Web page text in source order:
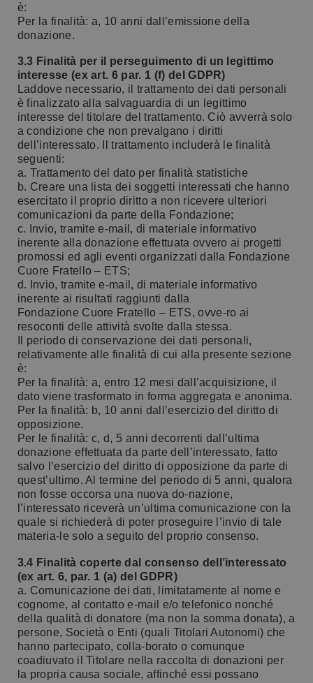
è:
Per la finalità: a, 10 anni dall’emissione della
donazione.
3.3 Finalità per il perseguimento di un legittimo
interesse (ex art. 6 par. 1 (f) del GDPR)
Laddove necessario, il trattamento dei dati personali
è finalizzato alla salvaguardia di un legittimo
interesse del titolare del trattamento. Ciò avverrà solo
a condizione che non prevalgano i diritti
dell’interessato. Il trattamento includerà le finalità
seguenti:
a. Trattamento del dato per finalità statistiche
b. Creare una lista dei soggetti interessati che hanno
esercitato il proprio diritto a non ricevere ulteriori
comunicazioni da parte della Fondazione;
c. Invio, tramite e-mail, di materiale informativo
inerente alla donazione effettuata ovvero ai progetti
promossi ed agli eventi organizzati dalla Fondazione
Cuore Fratello – ETS;
d. Invio, tramite e-mail, di materiale informativo
inerente ai risultati raggiunti dalla
Fondazione Cuore Fratello – ETS, ovve-ro ai
resoconti delle attività svolte dalla stessa.
Il periodo di conservazione dei dati personali,
relativamente alle finalità di cui alla presente sezione
è:
Per la finalità: a, entro 12 mesi dall’acquisizione, il
dato viene trasformato in forma aggregata e anonima.
Per la finalità: b, 10 anni dall’esercizio del diritto di
opposizione.
Per le finalità: c, d, 5 anni decorrenti dall’ultima
donazione effettuata da parte dell’interessato, fatto
salvo l’esercizio del diritto di opposizione da parte di
quest’ultimo. Al termine del periodo di 5 anni, qualora
non fosse occorsa una nuova do-nazione,
l’interessato riceverà un’ultima comunicazione con la
quale si richiederà di poter proseguire l’invio di tale
materia-le solo a seguito del proprio consenso.
3.4 Finalità coperte dal consenso dell’interessato
(ex art. 6, par. 1 (a) del GDPR)
a. Comunicazione dei dati, limitatamente al nome e
cognome, al contatto e-mail e/o telefonico nonché
della qualità di donatore (ma non la somma donata), a
persone, Società o Enti (quali Titolari Autonomi) che
hanno partecipato, colla-borato o comunque
coadiuvato il Titolare nella raccolta di donazioni per
la propria causa sociale, affinché essi possano